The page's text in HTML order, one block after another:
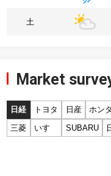
土
Market
日経 トヨタ 日産 ホン
三菱
いすゞ SUBARU